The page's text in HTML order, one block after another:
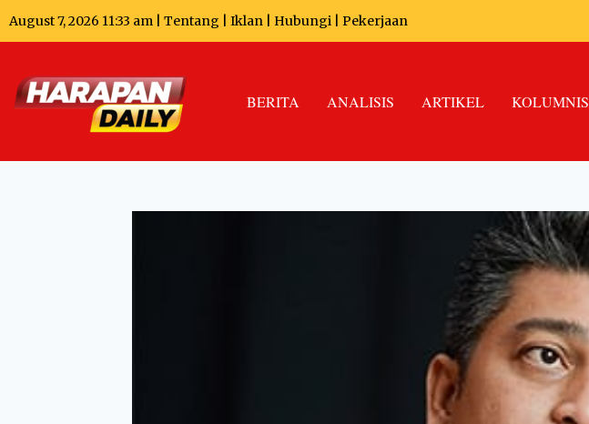
August 7, 2026 11:33 am | Tentang Iklan Hubungi Pekerjaan
BERITA ANALISIS ARTIKEL KOLUMNIS